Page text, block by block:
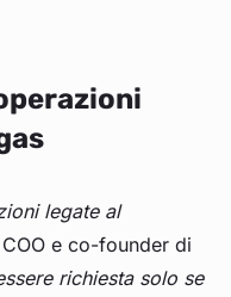
legate al
e co-founder di
richiesta solo se